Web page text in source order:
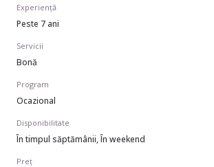
Experiență
Peste 7 ani
Servicii
Bonă
Program
Ocazional
Disponibilitate
În timpul săptămânii, În weekend
Preț